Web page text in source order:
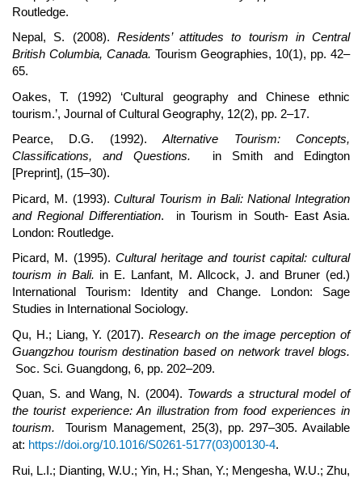
Routledge.
Nepal, S. (2008). Residents’ attitudes to tourism in Central
British Columbia, Canada. Tourism Geographies, 10(1), pp. 42–
65.
Oakes, T. (1992) ‘Cultural geography and Chinese ethnic
tourism.’, Journal of Cultural Geography, 12(2), pp. 2–17.
Pearce, D.G. (1992).Alternative Tourism: Concepts,
Classifications, and Questions. in Smith and Edington
[Preprint], (15–30).
Picard, M. (1993).Cultural Tourism in Bali: National Integration
and Regional Differentiation. in Tourism in South- East Asia.
London: Routledge.
Picard, M. (1995). Cultural heritage and tourist capital: cultural
tourism in Bali. in E. Lanfant, M. Allcock, J. and Bruner (ed.)
International Tourism: Identity and Change. London: Sage
Studies in International Sociology.
Qu, H.; Liang, Y. (2017). Research on the image perception of
Guangzhou tourism destination based on network travel blogs.
Soc. Sci. Guangdong, 6, pp. 202–209.
Quan, S. and Wang, N. (2004). Towards a structural model of
the tourist experience: An illustration from food experiences in
tourism.
Tourism Management, 25(3), pp. 297–305. Available
at: https://doi.org/10.1016/S0261-5177(03)00130-4.
Rui, L.I.; Dianting, W.U.; Yin, H.; Shan, Y.; Mengesha, W.U.; Zhu,